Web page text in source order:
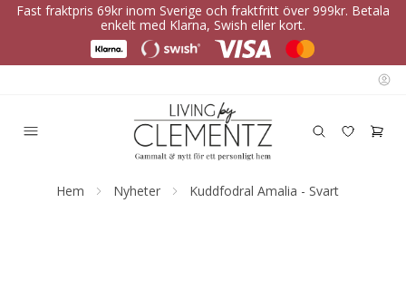
Fast fraktpris 69kr inom Sverige och fraktfritt över 999kr. Betala
enkelt med Klarna, Swish eller kort.
Hem Nyheter Kuddfodral Amalia - Svart